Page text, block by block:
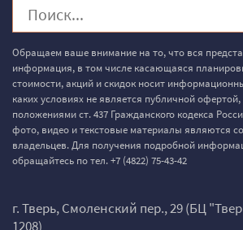
Обращаем ваше внимание на то, что вся
информация, в том числе касающаяся
стоимости, акций и скидок носит
каких условиях не является публичной
положениями ст. 437 Гражданского кодекса
фото, видео и текстовые материалы являются
владельцев. Для получения подробной
обращайтесь по тел.+7 (4822) 75-43-42
г. Тверь, Смоленский пер., 29 (БЦ
1208)